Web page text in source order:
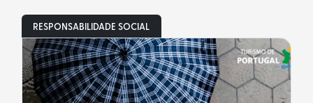
RESPONSABILIDADE SOCIAL